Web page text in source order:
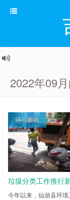
2022年09
环卫新闻
垃圾分类工作推行
今年以来，仙游县环